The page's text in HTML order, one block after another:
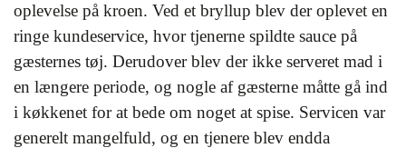
oplevelse på kroen. Ved et bryllup blev der oplevet en
ringe kundeservice, hvor tjenerne spildte sauce på
gæsternes tøj. Derudover blev der ikke serveret mad i
en længere periode, og nogle af gæsterne måtte gå ind
i køkkenet for at bede om noget at spise. Servicen var
generelt mangelfuld, og en tjenere blev endda